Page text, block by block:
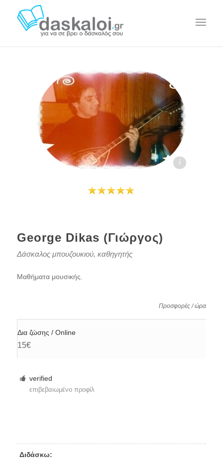
George Dikas - daskaloi.gr
George Dikas (Γιώργος)
Δάσκαλος μπουζουκιού, καθηγητής
Μαθήματα μουσικής.
Προσφορές / ώρα
Δια ζώσης / Online
15€
verified
επιβεβαιωμένο προφίλ
Διδάσκω: